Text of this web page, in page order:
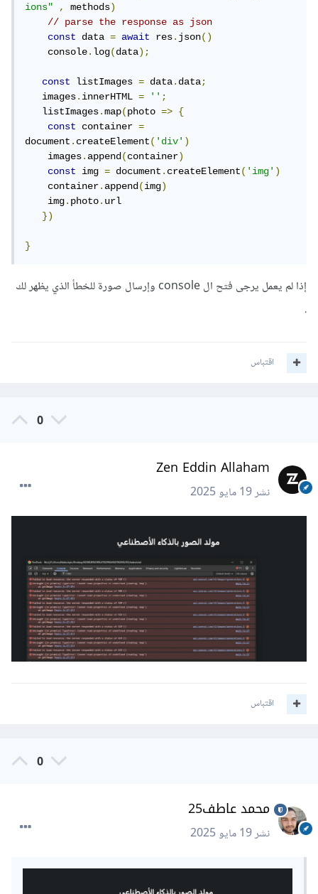
لقد عدلت كما وضحت لي لكن عند ضغط على زر بعد ملئ الحقل
ions"
, methods)
// parse the response as json
const
data = await res.json()
    console
.log(data);
const listImages = data.data;
   images
.innerHTML = '';
   listImages
.map(photo =>
{
const
container =
document.createElement('div')
    images
.append(container)
const
img = document.createElement('img')
    container
.append(img)
    img
.photo.url
})
}
إذا لم يعمل يرجى فتح ال console وإرسال صورة للخطأ الذي يظهر لك
اقتباس
0
Zen Eddin Allaham
نشر19 مايو 2025
اقتباس
0
محمد عاطف25
نشر19 مايو 2025